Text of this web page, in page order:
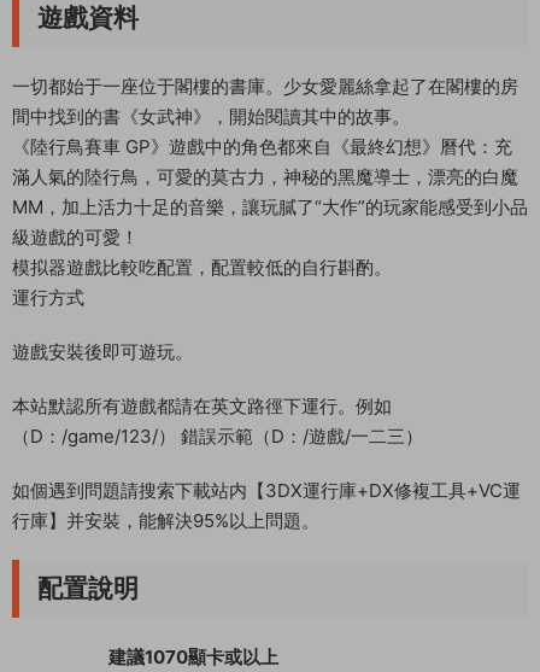
遊戲資料
一切都始于一座位于閣樓的書庫。少女愛麗絲拿起了在閣樓的房
間中找到的書《女武神》，開始閱讀其中的故事。
《陸行鳥賽車 GP》遊戲中的角色都來自《最終幻想》曆代：充
滿人氣的陸行鳥，可愛的莫古力，神秘的黑魔導士，漂亮的白魔
MM，加上活力十足的音樂，讓玩膩了“大作”的玩家能感受到小品
級遊戲的可愛！
模拟器遊戲比較吃配置，配置較低的自行斟酌。
運行方式
遊戲安裝後即可遊玩。
本站默認所有遊戲都請在英文路徑下運行。例如
（D：/game/123/） 錯誤示範（D：/遊戲/一二三）
如個遇到問題請搜索下載站内【3DX運行庫+DX修複工具+VC運
行庫】并安裝，能解決95%以上問題。
配置說明
建議1070顯卡或以上